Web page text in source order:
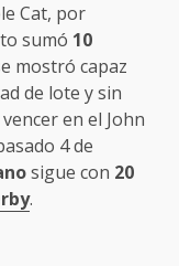
Cat, por
sumó 10
mostró capaz
de lote y sin
en el John
4 de
sigue con 20
.